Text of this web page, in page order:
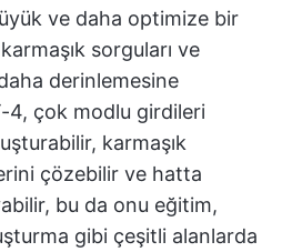
ve daha optimize bir
sorguları ve
derinlemesine
4, çok modlu girdileri
karmaşık
çözebilir ve hatta
bu da onu eğitim,
gibi çeşitli alanlarda